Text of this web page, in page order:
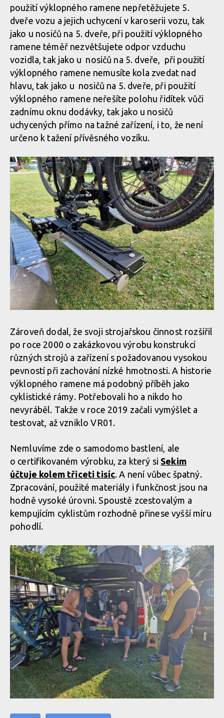
použití výklopného ramene nepřetěžujete 5.
dveře vozu a jejich uchycení v karoserii vozu, tak
jako u nosičů na 5. dveře, při použití výklopného
ramene téměř nezvětšujete odpor vzduchu
vozidla, tak jako u nosičů na 5. dveře, při použití
výklopného ramene nemusíte kola zvedat nad
hlavu, tak jako u nosičů na 5. dveře, při použití
výklopného ramene neřešíte polohu řidítek vůči
zadnímu oknu dodávky, tak jako u nosičů
uchycených přímo na tažné zařízení, i to, že není
určeno k tažení přívěsného vozíku.
Zároveň dodal, že svoji strojařskou činnost rozšířil
po roce 2000 o zakázkovou výrobu konstrukcí
různých strojů a zařízení s požadovanou vysokou
pevností při zachování nízké hmotnosti. A historie
výklopného ramene má podobný příběh jako
cyklistické rámy. Potřebovali ho a nikdo ho
nevyráběl. Takže v roce 2019 začali vymýšlet a
testovat, až vzniklo VR01.
Nemluvíme zde o samodomo bastlení, ale
o certifikovaném výrobku, za který si Sekim
účtuje kolem třiceti tisíc. A není vůbec špatný.
Zpracování, použité materiály i funkčnost jsou na
hodně vysoké úrovni. Spoustě zcestovalým a
kempujícím cyklistům rozhodně přinese vyšší míru
pohodlí.